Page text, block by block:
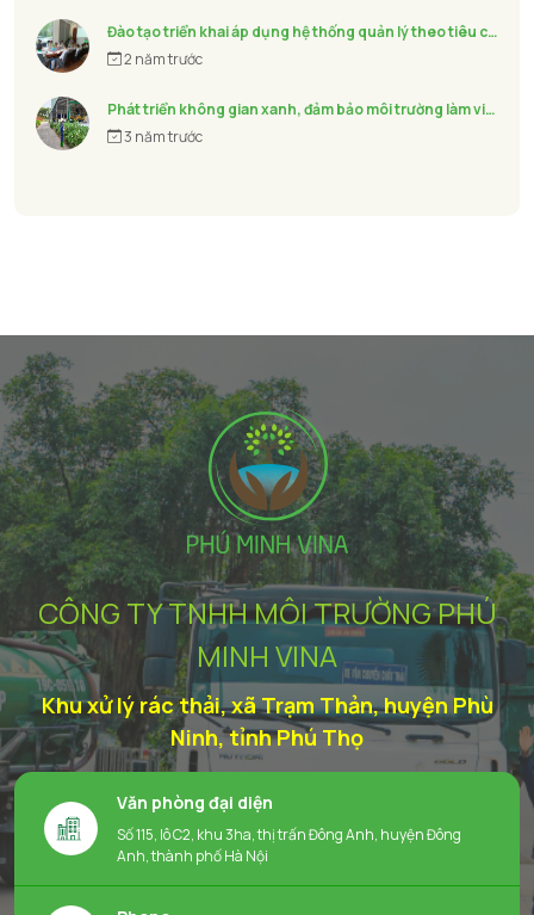
Đào tạo triển khai áp dụng hệ thống quản lý theo tiêu chuẩn ISO
2 năm trước
Phát triển không gian xanh, đảm bảo môi trường làm việc thân thiện cho người lao động
3 năm trước
CÔNG TY TNHH MÔI TRƯỜNG PHÚ
MINH VINA
Khu xử lý rác thải, xã Trạm Thản, huyện Phù
Ninh, tỉnh Phú Thọ
Văn phòng đại diện
Số 115, lô C2, khu 3ha, thị trấn Đông Anh, huyện Đông
Anh, thành phố Hà Nội